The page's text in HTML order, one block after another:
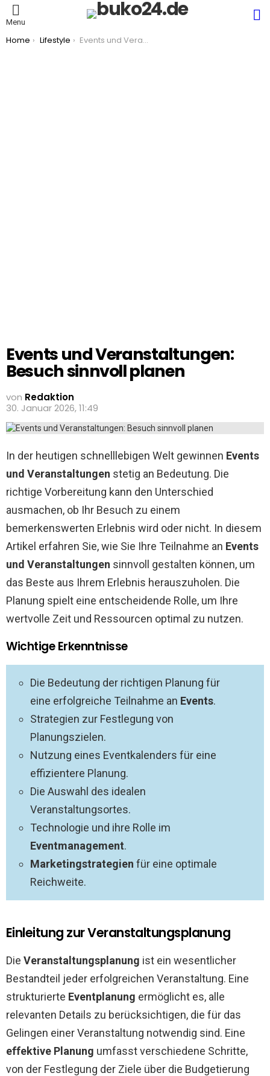
Menu
You are here:
Home Lifestyle Events und Veranstaltungen: Besuch sinnvoll planen
Events und Veranstaltungen:
Besuch sinnvoll planen
von Redaktion
30. Januar 2026, 11:49
In der heutigen schnelllebigen Welt gewinnen Events
und Veranstaltungen stetig an Bedeutung. Die
richtige Vorbereitung kann den Unterschied
ausmachen, ob Ihr Besuch zu einem
bemerkenswerten Erlebnis wird oder nicht. In diesem
Artikel erfahren Sie, wie Sie Ihre Teilnahme an Events
und Veranstaltungen sinnvoll gestalten können, um
das Beste aus Ihrem Erlebnis herauszuholen. Die
Planung spielt eine entscheidende Rolle, um Ihre
wertvolle Zeit und Ressourcen optimal zu nutzen.
Wichtige Erkenntnisse
Die Bedeutung der richtigen Planung für
eine erfolgreiche Teilnahme an Events.
Strategien zur Festlegung von
Planungszielen.
Nutzung eines Eventkalenders für eine
effizientere Planung.
Die Auswahl des idealen
Veranstaltungsortes.
Technologie und ihre Rolle im
Eventmanagement.
Marketingstrategien für eine optimale
Reichweite.
Einleitung zur Veranstaltungsplanung
Die Veranstaltungsplanung ist ein wesentlicher
Bestandteil jeder erfolgreichen Veranstaltung. Eine
strukturierte Eventplanung ermöglicht es, alle
relevanten Details zu berücksichtigen, die für das
Gelingen einer Veranstaltung notwendig sind. Eine
effektive Planung umfasst verschiedene Schritte,
von der Festlegung der Ziele über die Budgetierung